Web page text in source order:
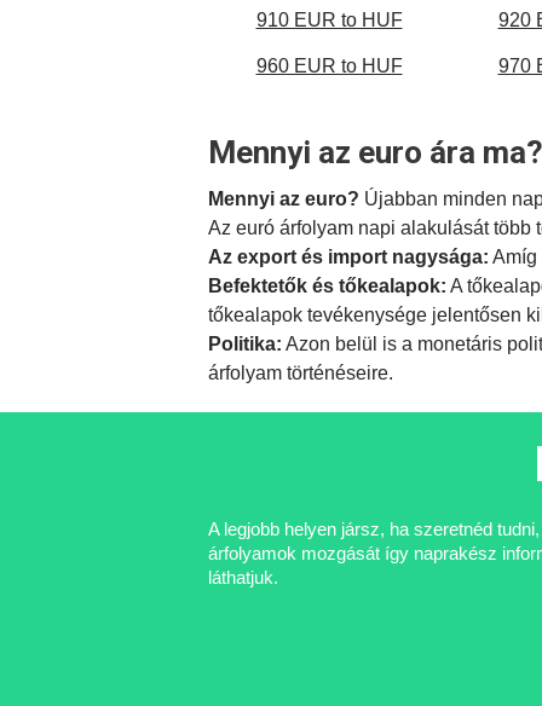
910 EUR to HUF 920
960 EUR to HUF 970
Mennyi az euro ára
Mennyi az euro? Újabban minden
Az euró árfolyam napi alakulását több
Az export és import nagysága: Amíg
Befektetők és tőkealapok: A
tőkealapok tevékenysége jelentősen
Politika: Azon belül is a monetáris
árfolyam történéseire.
A legjobb helyen jársz, ha szeretnéd
árfolyamok mozgását így naprakész
láthatjuk.